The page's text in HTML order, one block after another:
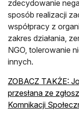
zdecydowanie
sposób realizacji
współpracy z
zakres działania,
NGO, tolerowanie
innych.
ZOBACZ TAKŻE:
przesłana ze
Komnikacji